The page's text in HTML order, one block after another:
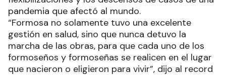
pandemia que afectó al mundo.
“Formosa no solamente tuvo una excelente
gestión en salud, sino que nunca detuvo la
marcha de las obras, para que cada uno de los
formoseños y formoseñas se realicen en el lugar
que nacieron o eligieron para vivir”, dijo al record